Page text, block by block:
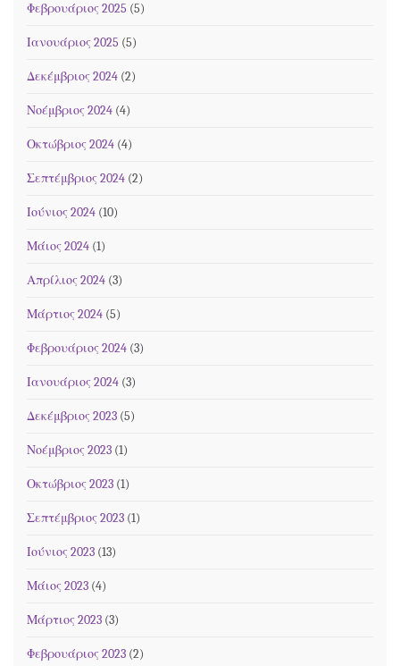
Φεβρουάριος 2025 (5)
Ιανουάριος 2025 (5)
Δεκέμβριος 2024 (2)
Νοέμβριος 2024 (4)
Οκτώβριος 2024 (4)
Σεπτέμβριος 2024 (2)
Ιούνιος 2024 (10)
Μάιος 2024 (1)
Απρίλιος 2024 (3)
Μάρτιος 2024 (5)
Φεβρουάριος 2024 (3)
Ιανουάριος 2024 (3)
Δεκέμβριος 2023 (5)
Νοέμβριος 2023 (1)
Οκτώβριος 2023 (1)
Σεπτέμβριος 2023 (1)
Ιούνιος 2023 (13)
Μάιος 2023 (4)
Μάρτιος 2023 (3)
Φεβρουάριος 2023 (2)